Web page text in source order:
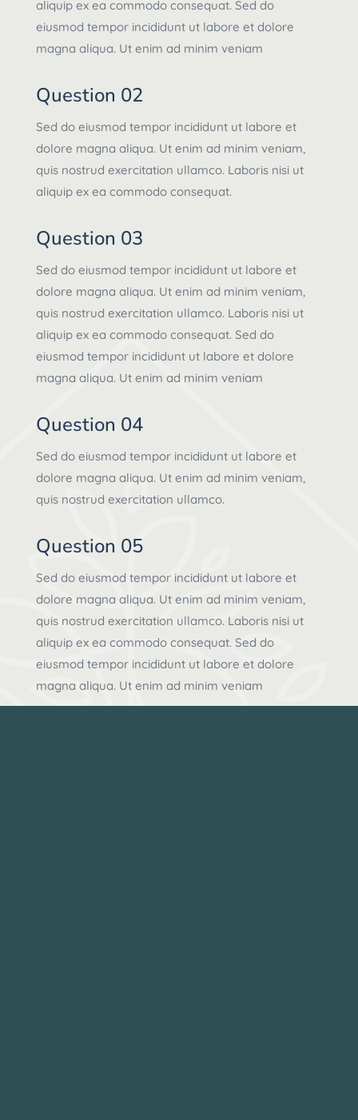
aliquip ex ea commodo consequat. Sed do
eiusmod tempor incididunt ut labore et dolore
magna aliqua. Ut enim ad minim veniam
Question 02
Sed do eiusmod tempor incididunt ut labore et
dolore magna aliqua. Ut enim ad minim veniam,
quis nostrud exercitation ullamco. Laboris nisi ut
aliquip ex ea commodo consequat.
Question 03
Sed do eiusmod tempor incididunt ut labore et
dolore magna aliqua. Ut enim ad minim veniam,
quis nostrud exercitation ullamco. Laboris nisi ut
aliquip ex ea commodo consequat. Sed do
eiusmod tempor incididunt ut labore et dolore
magna aliqua. Ut enim ad minim veniam
Question 04
Sed do eiusmod tempor incididunt ut labore et
dolore magna aliqua. Ut enim ad minim veniam,
quis nostrud exercitation ullamco.
Question 05
Sed do eiusmod tempor incididunt ut labore et
dolore magna aliqua. Ut enim ad minim veniam,
quis nostrud exercitation ullamco. Laboris nisi ut
aliquip ex ea commodo consequat. Sed do
eiusmod tempor incididunt ut labore et dolore
magna aliqua. Ut enim ad minim veniam